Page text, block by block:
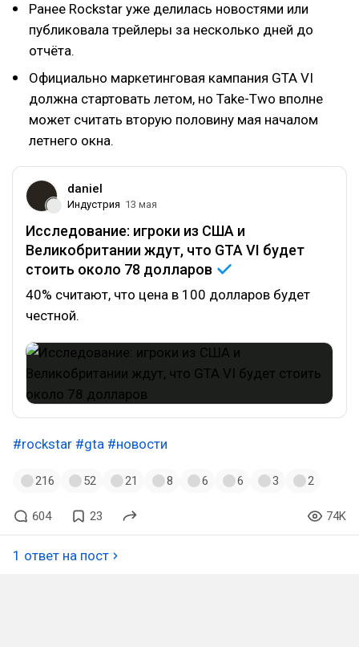
Ранее Rockstar уже делилась новостями или
публиковала трейлеры за несколько дней до
отчёта.
Официально маркетинговая кампания GTA VI
должна стартовать летом, но Take-Two вполне
может считать вторую половину мая началом
летнего окна.
daniel
Индустрия 13 мая
Исследование: игроки из США и
Великобритании ждут, что GTA VI будет
стоить около 78 долларов
40% считают, что цена в 100 долларов будет
честной.
#rockstar #gta #новости
216 52 21 8 6 6 3 2
604 23 74K
1 ответ на пост